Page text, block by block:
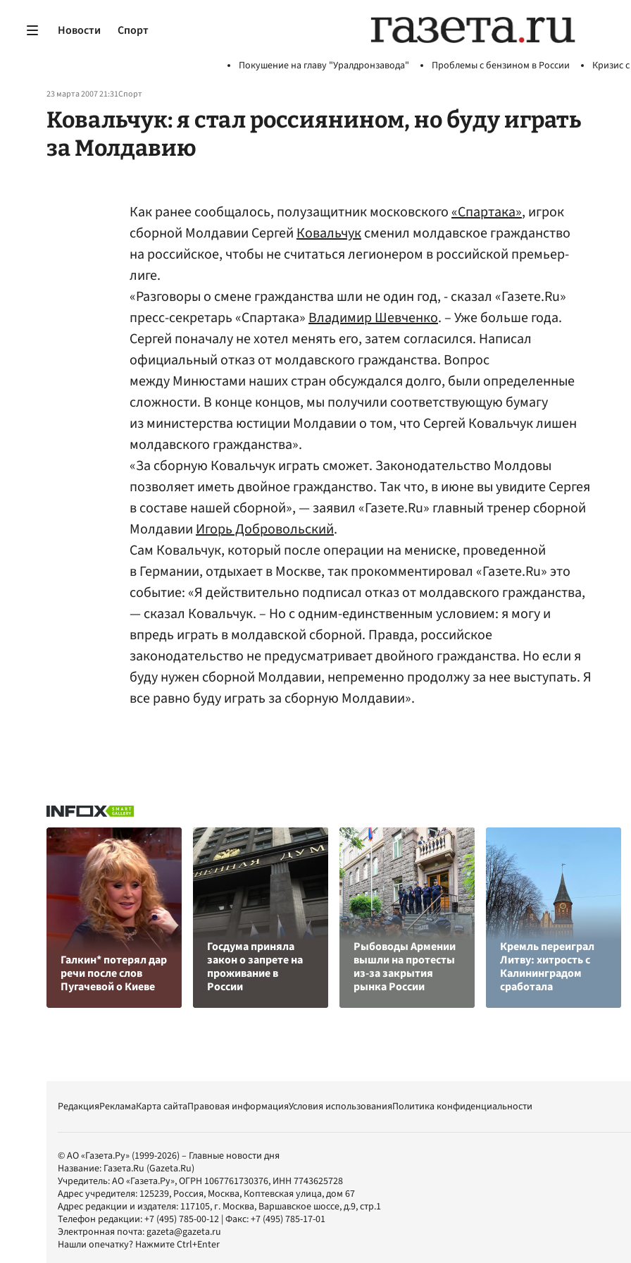
Новости Спорт
Покушение на главу "Уралдронзавода" Проблемы с бензином в России Кризис
23 марта 2007 21:31Спорт
Ковальчук: я стал россиянином, но буду играть
за Молдавию
Как ранее сообщалось, полузащитник московского«Спартака», игрок
сборной Молдавии СергейКовальчуксменил молдавское гражданство
на российское, чтобы не считаться легионером в российской премьер-
лиге.
«Разговоры о смене гражданства шли не один год, - сказал «Газете.Ru»
пресс-секретарь «Спартака»Владимир Шевченко. – Уже больше года.
Сергей поначалу не хотел менять его, затем согласился. Написал
официальный отказ от молдавского гражданства. Вопрос
между Минюстами наших стран обсуждался долго, были определенные
сложности. В конце концов, мы получили соответствующую бумагу
из министерства юстиции Молдавии о том, что Сергей Ковальчук лишен
молдавского гражданства».
«За сборную Ковальчук играть сможет. Законодательство Молдовы
позволяет иметь двойное гражданство. Так что, в июне вы увидите Сергея
в составе нашей сборной», — заявил «Газете.Ru» главный тренер сборной
МолдавииИгорь Добровольский.
Сам Ковальчук, который после операции на мениске, проведенной
в Германии, отдыхает в Москве, так прокомментировал «Газете.Ru» это
событие: «Я действительно подписал отказ от молдавского гражданства,
— сказал Ковальчук. – Но с одним-единственным условием: я могу и
впредь играть в молдавской сборной. Правда, российское
законодательство не предусматривает двойного гражданства. Но если я
буду нужен сборной Молдавии, непременно продолжу за нее выступать. Я
все равно буду играть за сборную Молдавии».
Галкин* потерял дар
речи после слов
Пугачевой о Киеве
Госдума приняла
закон о запрете на
проживание в
России
Рыбоводы Армении
вышли на протесты
из-за закрытия
рынка России
Кремль переиграл
Литву: хитрость с
Калининградом
сработала
РедакцияРекламаКарта сайтаПравовая информацияУсловия использованияПолитика конфиденциальности
© АО «Газета.Ру» (1999-2026) – Главные новости дня
Название: Газета.Ru (Gazeta.Ru)
Учредитель:АО «Газета.Ру», ОГРН 1067761730376, ИНН 7743625728
Адрес учредителя: 125239, Россия, Москва, Коптевская улица, дом 67
Адрес редакции и издателя: 117105, г. Москва, Варшавское шоссе, д.9, стр.1
Телефон редакции:+7 (495) 785-00-12 | Факс:+7 (495) 785-17-01
Электронная почта:gazeta@gazeta.ru
Нашли опечатку? Нажмите Ctrl+Enter